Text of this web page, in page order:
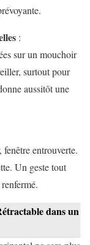
:
sur un mouchoir
surtout pour
aussitôt une
entrouverte.
Un geste tout
dans un